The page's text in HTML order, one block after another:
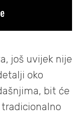
još uvijek nije
oko
bit će